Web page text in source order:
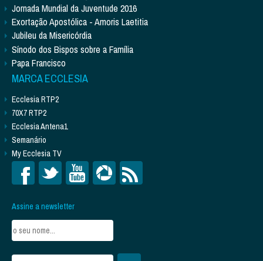
Jornada Mundial da Juventude 2016
Exortação Apostólica - Amoris Laetitia
Jubileu da Misericórdia
Sínodo dos Bispos sobre a Família
Papa Francisco
MARCA ECCLESIA
Ecclesia RTP2
70X7 RTP2
Ecclesia Antena1
Semanário
My Ecclesia TV
Assine a newsletter